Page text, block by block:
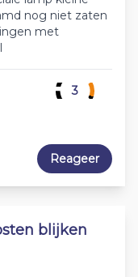
nog niet zaten
met
3
Reageer
blijken